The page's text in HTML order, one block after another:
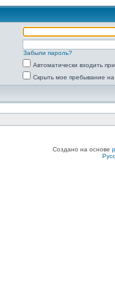
Забыли пароль?
Автоматически входить
Скрыть мое пребывание
Создано на основе